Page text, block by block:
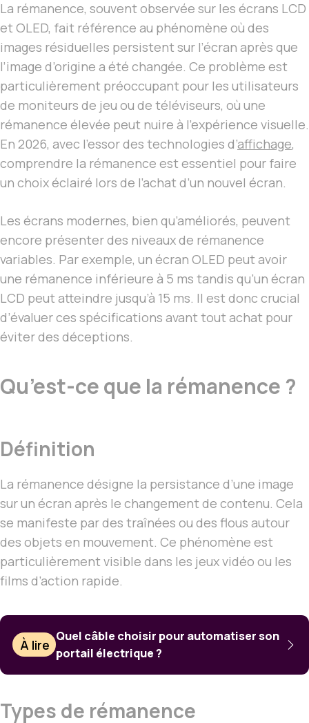
La rémanence, souvent observée sur les écrans LCD
et OLED, fait référence au phénomène où des
images résiduelles persistent sur l’écran après que
l’image d’origine a été changée. Ce problème est
particulièrement préoccupant pour les utilisateurs
de moniteurs de jeu ou de téléviseurs, où une
rémanence élevée peut nuire à l’expérience visuelle.
En 2026, avec l’essor des technologies d’affichage,
comprendre la rémanence est essentiel pour faire
un choix éclairé lors de l’achat d’un nouvel écran.
Les écrans modernes, bien qu’améliorés, peuvent
encore présenter des niveaux de rémanence
variables. Par exemple, un écran OLED peut avoir
une rémanence inférieure à 5 ms tandis qu’un écran
LCD peut atteindre jusqu’à 15 ms. Il est donc crucial
d’évaluer ces spécifications avant tout achat pour
éviter des déceptions.
Qu’est-ce que la rémanence ?
Définition
La rémanence désigne la persistance d’une image
sur un écran après le changement de contenu. Cela
se manifeste par des traînées ou des flous autour
des objets en mouvement. Ce phénomène est
particulièrement visible dans les jeux vidéo ou les
films d’action rapide.
À lire
Quel câble choisir pour automatiser son
portail électrique ?
Types de rémanence